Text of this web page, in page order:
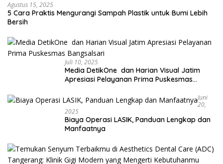
Agustus 15, 2025
5 Cara Praktis Mengurangi Sampah Plastik untuk Bumi Lebih
Bersih
Juli 10, 2025
Media DetikOne dan Harian Visual Jatim
Apresiasi Pelayanan Prima Puskesmas
Juni
20,
2025
Biaya Operasi LASIK, Panduan Lengkap dan
Manfaatnya